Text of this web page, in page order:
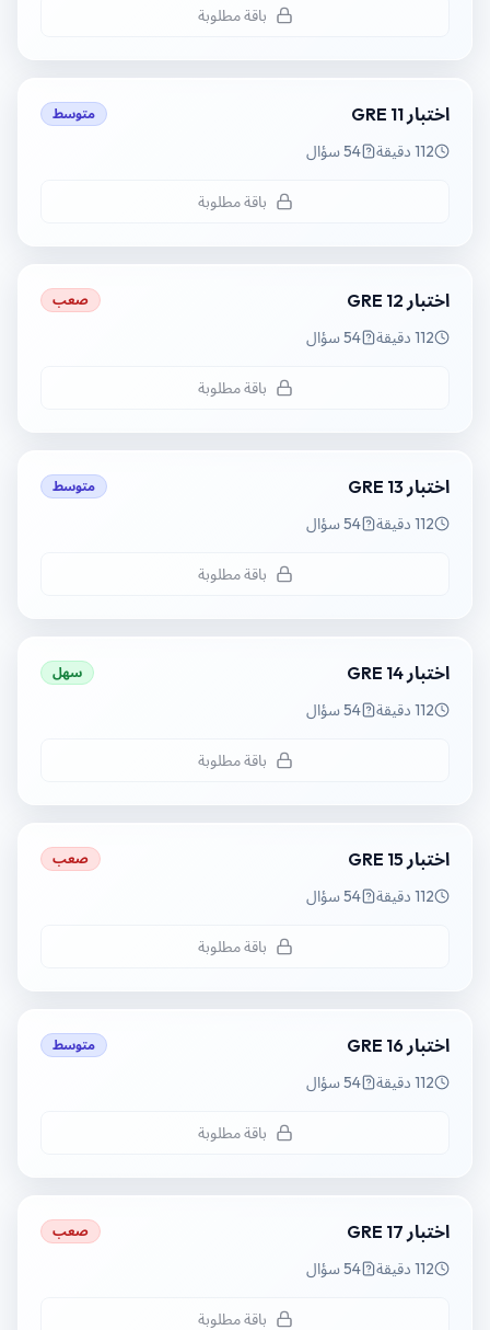
باقة مطلوبة
اختبار GRE 11 متوسط
112 دقيقة 54 سؤال
باقة مطلوبة
اختبار GRE 12 صعب
112 دقيقة 54 سؤال
باقة مطلوبة
اختبار GRE 13 متوسط
112 دقيقة 54 سؤال
باقة مطلوبة
اختبار GRE 14 سهل
112 دقيقة 54 سؤال
باقة مطلوبة
اختبار GRE 15 صعب
112 دقيقة 54 سؤال
باقة مطلوبة
اختبار GRE 16 متوسط
112 دقيقة 54 سؤال
باقة مطلوبة
اختبار GRE 17 صعب
112 دقيقة 54 سؤال
باقة مطلوبة